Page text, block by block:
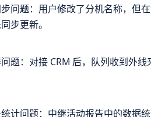
问题：用户修改了分机名称，但
步更新。
题：对接 CRM 后，队列收到外
计问题：中继活动报告中的数据